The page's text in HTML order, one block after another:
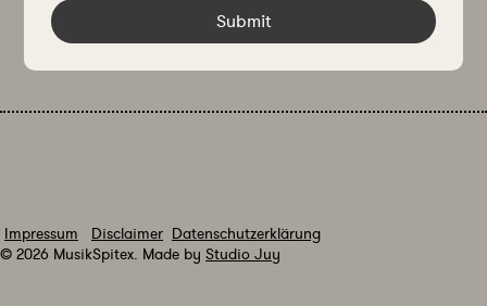
Impressum Disclaimer Datenschutzerklärung
© 2026 MusikSpitex. Made by Studio Juy
Submit